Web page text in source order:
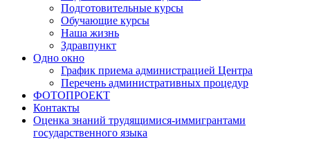
Подготовительные курсы
Обучающие курсы
Наша жизнь
Здравпункт
Одно окно
График приема администрацией Центра
Перечень административных процедур
ФОТОПРОЕКТ
Контакты
Оценка знаний трудящимися-иммигрантами
государственного языка